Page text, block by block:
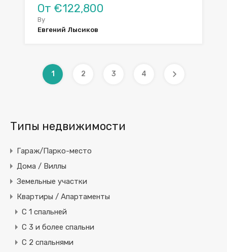
От €122,800
By
Евгений Лысиков
1 2 3 4
Типы недвижимости
Гараж/Парко-место
Дома / Виллы
Земельные участки
Квартиры / Апартаменты
C 1 спальней
C 3 и более спальни
С 2 спальнями